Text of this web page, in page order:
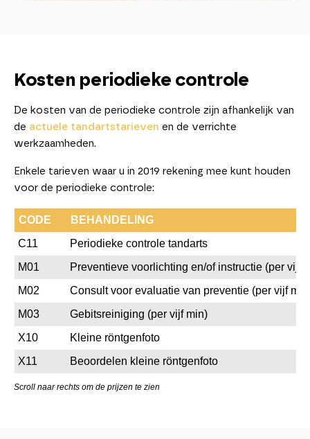
Kosten periodieke controle
De kosten van de periodieke controle zijn afhankelijk van
de actuele tandartstarieven en de verrichte
werkzaamheden.
Enkele tarieven waar u in 2019 rekening mee kunt houden
voor de periodieke controle:
CODE
BEHANDELING
C11
Periodieke controle tandarts
M01
Preventieve voorlichting en/of instructie (per vijf
M02
Consult voor evaluatie van preventie (per vijf
M03
Gebitsreiniging (per vijf min)
X10
Kleine röntgenfoto
X11
Beoordelen kleine röntgenfoto
Scroll naar rechts om de prijzen te zien